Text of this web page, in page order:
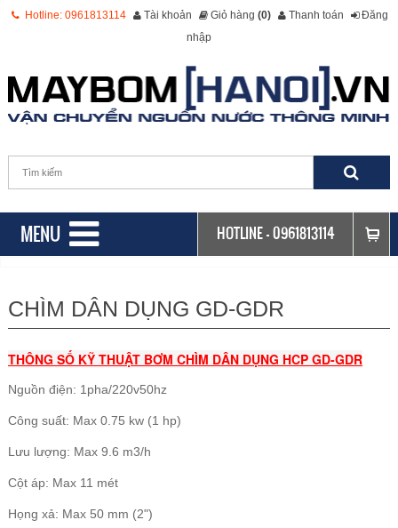
Hotline: 0961813114 Tài khoản Giỏ hàng (0) Thanh toán Đăng
nhập
MENU HOTLINE -0961813114
CHÌM DÂN DỤNG GD-GDR
THÔNG SỐ KỸ THUẬT BƠM CHÌM DÂN DỤNG HCP GD-GDR
Nguồn điện: 1pha/220v50hz
Công suất: Max 0.75 kw (1 hp)
Lưu lượng: Max 9.6 m3/h
Cột áp: Max 11 mét
Họng xả: Max 50 mm (2")